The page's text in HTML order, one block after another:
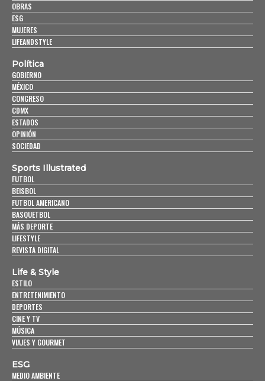
OBRAS
ESG
MUJERES
LIFEANDSTYLE
Política
GOBIERNO
MÉXICO
CONGRESO
CDMX
ESTADOS
OPINIÓN
SOCIEDAD
Sports Illustrated
FUTBOL
BEISBOL
FUTBOL AMERICANO
BASQUETBOL
MÁS DEPORTE
LIFESTYLE
REVISTA DIGITAL
Life & Style
ESTILO
ENTRETENIMIENTO
DEPORTES
CINE Y TV
MÚSICA
VIAJES Y GOURMET
ESG
MEDIO AMBIENTE